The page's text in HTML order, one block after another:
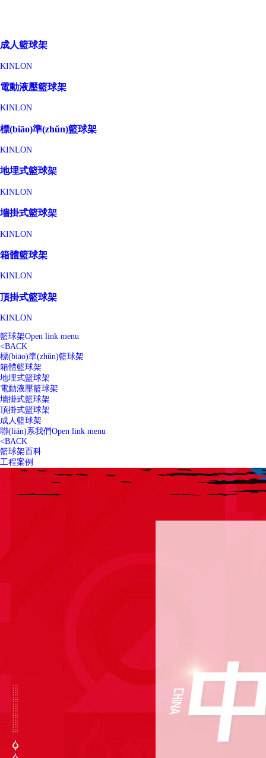
成人籃球架
KINLON
電動液壓籃球架
KINLON
標(biāo)準(zhǔn)籃球架
KINLON
地埋式籃球架
KINLON
墻掛式籃球架
KINLON
箱體籃球架
KINLON
頂掛式籃球架
KINLON
籃球架Open link menu
<BACK
標(biāo)準(zhǔn)籃球架
箱體籃球架
地埋式籃球架
電動液壓籃球架
墻掛式籃球架
頂掛式籃球架
成人籃球架
聯(lián)系我們Open link menu
<BACK
籃球架百科
工程案例